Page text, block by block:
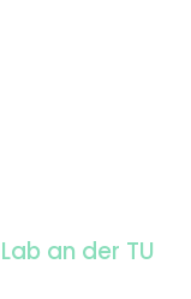
an der TU